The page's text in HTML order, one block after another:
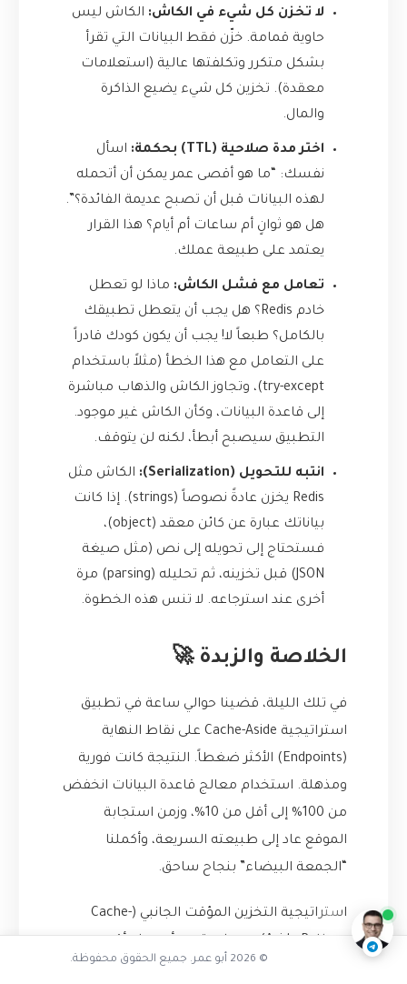
لا تخزن كل شيء في الكاش: الكاش ليس
حاوية قمامة. خزّن فقط البيانات التي تقرأ
بشكل متكرر وتكلفتها عالية (استعلامات
معقدة). تخزين كل شيء يضيع الذاكرة
والمال.
اختر مدة صلاحية (TTL) بحكمة:
اسأل
نفسك: “ما هو أقصى عمر يمكن أن أتحمله
لهذه البيانات قبل أن تصبح عديمة الفائدة؟”.
هل هو ثوانٍ أم ساعات أم أيام؟ هذا القرار
يعتمد على طبيعة عملك.
تعامل مع فشل الكاش: ماذا لو تعطل
خادم Redis؟ هل يجب أن يتعطل تطبيقك
بالكامل؟ طبعاً لا! يجب أن يكون كودك قادراً
على التعامل مع هذا الخطأ (مثلاً باستخدام
try-except)، وتجاوز الكاش والذهاب مباشرة
إلى قاعدة البيانات، وكأن الكاش غير موجود.
التطبيق سيصبح أبطأ، لكنه لن يتوقف.
انتبه للتحويل (Serialization):
الكاش مثل
Redis يخزن عادةً نصوصاً (strings). إذا كانت
بياناتك عبارة عن كائن معقد (object)،
فستحتاج إلى تحويله إلى نص (مثل صيغة
JSON) قبل تخزينه، ثم تحليله (parsing) مرة
أخرى عند استرجاعه. لا تنس هذه الخطوة.
الخلاصة والزبدة 🚀
في تلك الليلة، قضينا حوالي ساعة في تطبيق
استراتيجية Cache-Aside على نقاط النهاية
(Endpoints) الأكثر ضغطاً. النتيجة كانت فورية
ومذهلة. استخدام معالج قاعدة البيانات انخفض
من 100% إلى أقل من 10%، وزمن استجابة
الموقع عاد إلى طبيعته السريعة، وأكملنا
“الجمعة البيضاء” بنجاح ساحق.
استراتيجية التخزين المؤقت الجانبي (Cache-
الأدوات في ترسانة أي مطور برمجيات يسعى
تفاعل مع الذكاء الاصطناعي
@AbuOmarTech_bot
© 2026 أبو عمر. جميع الحقوق محفوظة.